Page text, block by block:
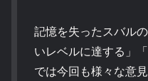
記憶を失ったスバル
いレベルに達する」
では今回も様々な意